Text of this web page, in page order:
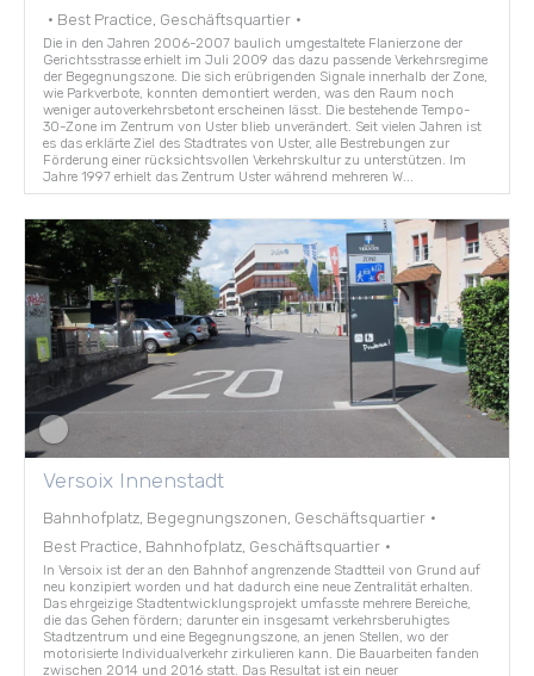
· Best Practice, Geschäftsquartier ·
Die in den Jahren 2006-2007 baulich umgestaltete Flanierzone der
Gerichtsstrasse erhielt im Juli 2009 das dazu passende Verkehrsregime
der Begegnungszone. Die sich erübrigenden Signale innerhalb der Zone,
wie Parkverbote, konnten demontiert werden, was den Raum noch
weniger autoverkehrsbetont erscheinen lässt. Die bestehende Tempo-
30-Zone im Zentrum von Uster blieb unverändert. Seit vielen Jahren ist
es das erklärte Ziel des Stadtrates von Uster, alle Bestrebungen zur
Förderung einer rücksichtsvollen Verkehrskultur zu unterstützen. Im
Jahre 1997 erhielt das Zentrum Uster während mehreren W...
Versoix Innenstadt
Bahnhofplatz, Begegnungszonen, Geschäftsquartier ·
Best Practice, Bahnhofplatz, Geschäftsquartier ·
In Versoix ist der an den Bahnhof angrenzende Stadtteil von Grund auf
neu konzipiert worden und hat dadurch eine neue Zentralität erhalten.
Das ehrgeizige Stadtentwicklungsprojekt umfasste mehrere Bereiche,
die das Gehen fördern; darunter ein insgesamt verkehrsberuhigtes
Stadtzentrum und eine Begegnungszone, an jenen Stellen, wo der
motorisierte Individualverkehr zirkulieren kann. Die Bauarbeiten fanden
zwischen 2014 und 2016 statt. Das Resultat ist ein neuer